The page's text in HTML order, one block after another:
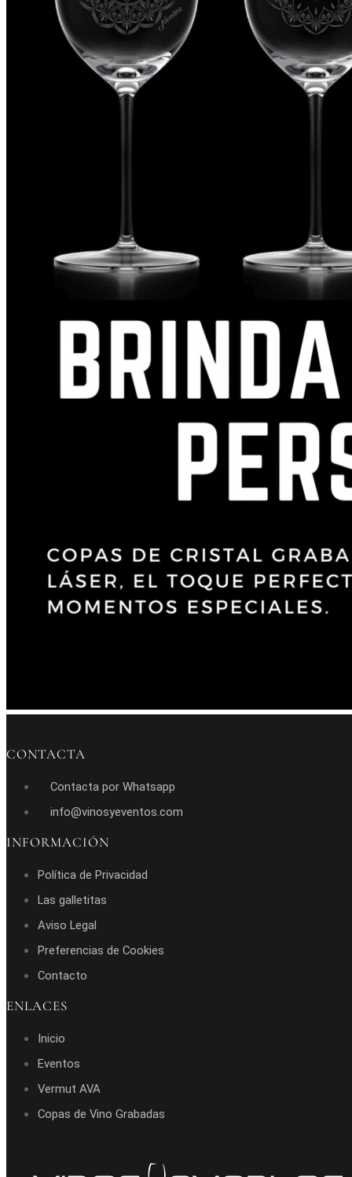
CONTACTA
Contacta por Whatsapp
info@vinosyeventos.com
INFORMACIÓN
Política de Privacidad
Las galletitas
Aviso Legal
Preferencias de Cookies
Contacto
ENLACES
Inicio
Eventos
Vermut AVA
Copas de Vino Grabadas